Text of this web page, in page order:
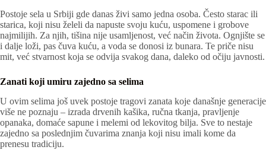
Postoje sela u Srbiji gde danas živi samo jedna osoba. Često starac ili
starica, koji nisu želeli da napuste svoju kuću, uspomene i grobove
najmilijih. Za njih, tišina nije usamljenost, već način života. Ognjište se
i dalje loži, pas čuva kuću, a voda se donosi iz bunara. Te priče nisu
mit, već stvarnost koja se odvija svakog dana, daleko od očiju javnosti.
Zanati koji umiru zajedno sa selima
U ovim selima još uvek postoje tragovi zanata koje današnje generacije
više ne poznaju – izrada drvenih kašika, ručna tkanja, pravljenje
opanaka, domaće sapune i melemi od lekovitog bilja. Sve to nestaje
zajedno sa poslednjim čuvarima znanja koji nisu imali kome da
prenesu tradiciju.